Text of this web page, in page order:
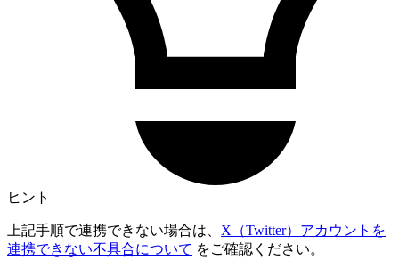
ヒント
上記手順で連携できない場合は、 X（Twitter）アカウントを
連携できない不具合について をご確認ください。